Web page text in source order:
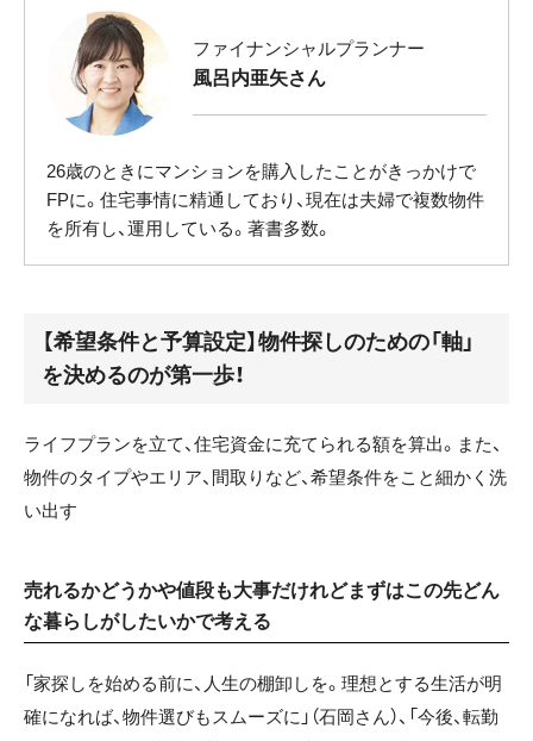
ファイナンシャルプランナー
風呂内亜矢さん
26歳のときにマンションを購入したことがきっかけで
FPに。住宅事情に精通しており、現在は夫婦で複数物件
を所有し、運用している。著書多数。
【希望条件と予算設定】物件探しのための「軸」
を決めるのが第一歩！
ライフプランを立て、住宅資金に充てられる額を算出。また、
物件のタイプやエリア、間取りなど、希望条件をこと細かく洗
い出す
売れるかどうかや値段も大事だけれどまずはこの先どん
な暮らしがしたいかで考える
「家探しを始める前に、人生の棚卸しを。理想とする生活が明
確になれば、物件選びもスムーズに」（石岡さん）、「今後、転勤